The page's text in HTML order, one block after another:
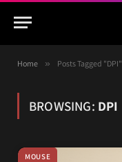
Home » Posts Tagged "DPI"
BROWSING: DPI
MOUSE